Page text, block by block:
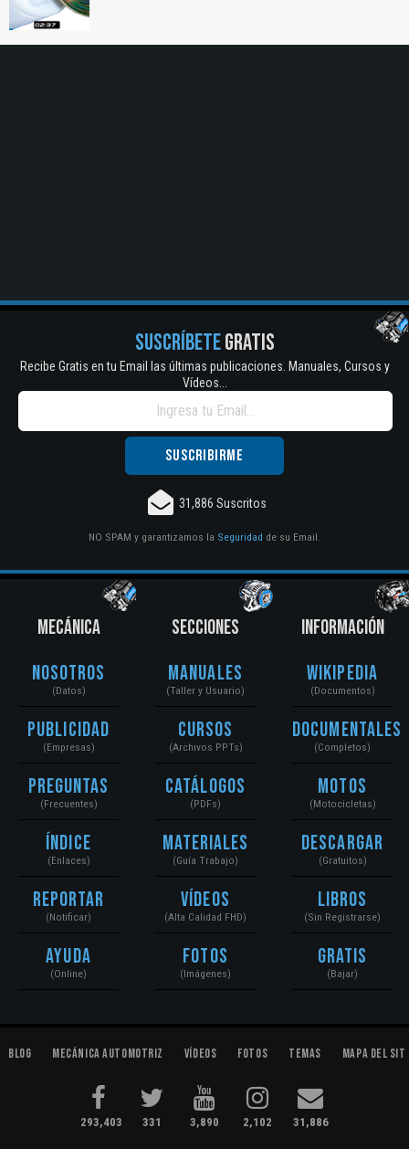
SUSCRÍBETEGRATIS
Recibe Gratis en tu Email las últimas publicaciones. Manuales, Cursos y
Vídeos...
31,886 Suscritos
NO SPAM y garantizamos la Seguridad de su Email.
MECÁNICA
Nosotros
(Datos)
Publicidad
(Empresas)
Preguntas
(Frecuentes)
Índice
(Enlaces)
Reportar
(Notificar)
Ayuda
(Online)
SECCIONES
Manuales
(Taller y Usuario)
Cursos
(Archivos PPTs)
Catálogos
(PDFs)
Materiales
(Guía Trabajo)
Vídeos
(Alta Calidad FHD)
Fotos
(Imágenes)
INFORMACIÓN
Wikipedia
(Documentos)
Documentales
(Completos)
Motos
(Motocicletas)
Descargar
(Gratuitos)
Libros
(Sin Registrarse)
Gratis
(Bajar)
Blog Mecánica Automotriz Vídeos Fotos Temas Mapa del
293,403 331 3,890 2,102 31,886